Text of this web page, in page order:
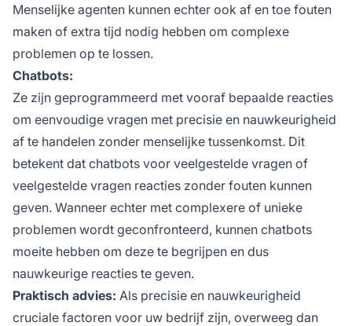
Menselijke agenten kunnen echter ook af en toe fouten
maken of extra tijd nodig hebben om complexe
problemen op te lossen.
Chatbots:
Ze zijn geprogrammeerd met vooraf bepaalde reacties
om eenvoudige vragen met precisie en nauwkeurigheid
af te handelen zonder menselijke tussenkomst. Dit
betekent dat chatbots voor veelgestelde vragen of
veelgestelde vragen reacties zonder fouten kunnen
geven. Wanneer echter met complexere of unieke
problemen wordt geconfronteerd, kunnen chatbots
moeite hebben om deze te begrijpen en dus
nauwkeurige reacties te geven.
Praktisch advies: Als precisie en nauwkeurigheid
cruciale factoren voor uw bedrijf zijn, overweeg dan